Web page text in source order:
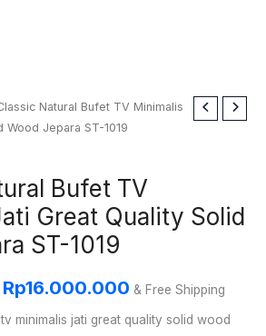
Natural Bufet TV Minimalis
Wood Jepara ST-1019
Bufet TV
Great Quality Solid
ST-1019
Harga
adalah:
Rp18.000.000.
Rp16.000.000
Harga
ini
adalah:
& Free Shipping
minimalis jati great quality solid wood